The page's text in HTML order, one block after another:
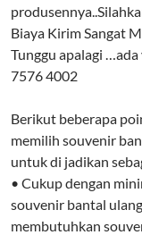
Biaya Kirim Sangat
Tunggu apalagi
7576 4002
Berikut beberapa
memilih souvenir
untuk di jadikan
• Cukup dengan
souvenir bantal
membutuhkan